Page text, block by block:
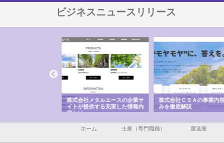
ビジネスニュースリリース
株式会社ＣＳＡの事業内容と強
みを徹底解説
株式会社山形道路が手が
装工事と土木技術の全容
ホーム 士業（専門職種） 運送業